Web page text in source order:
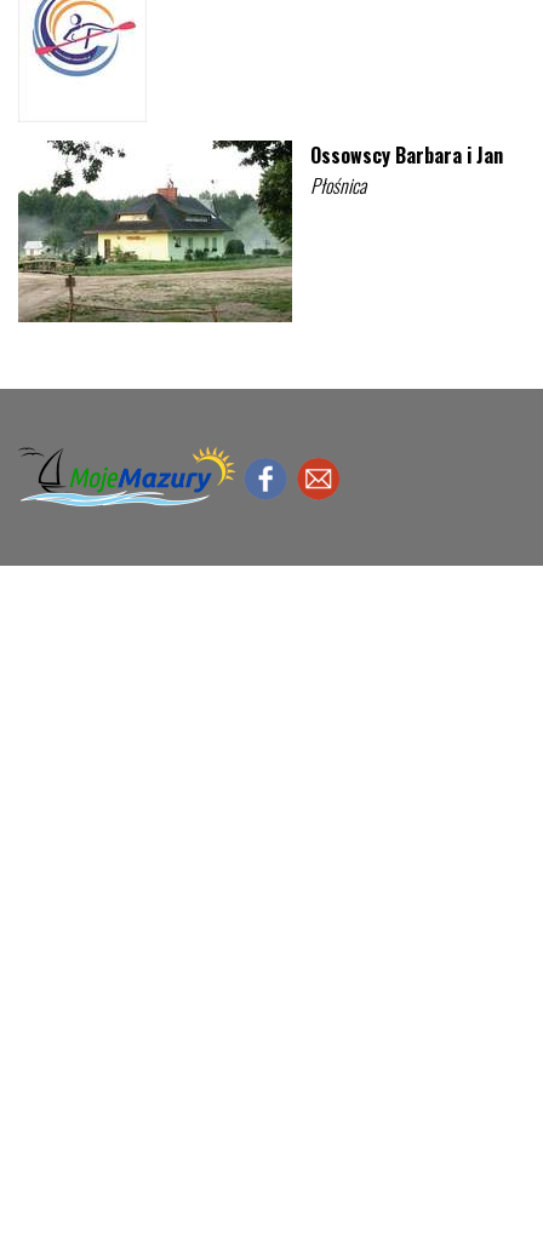
Ossowscy Barbara i Jan
Płośnica